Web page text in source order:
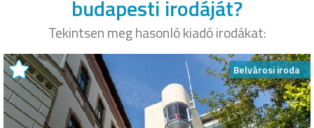
budapesti irodáját?
Tekintsen meg hasonló kiadó irodákat:
Belvárosi iroda